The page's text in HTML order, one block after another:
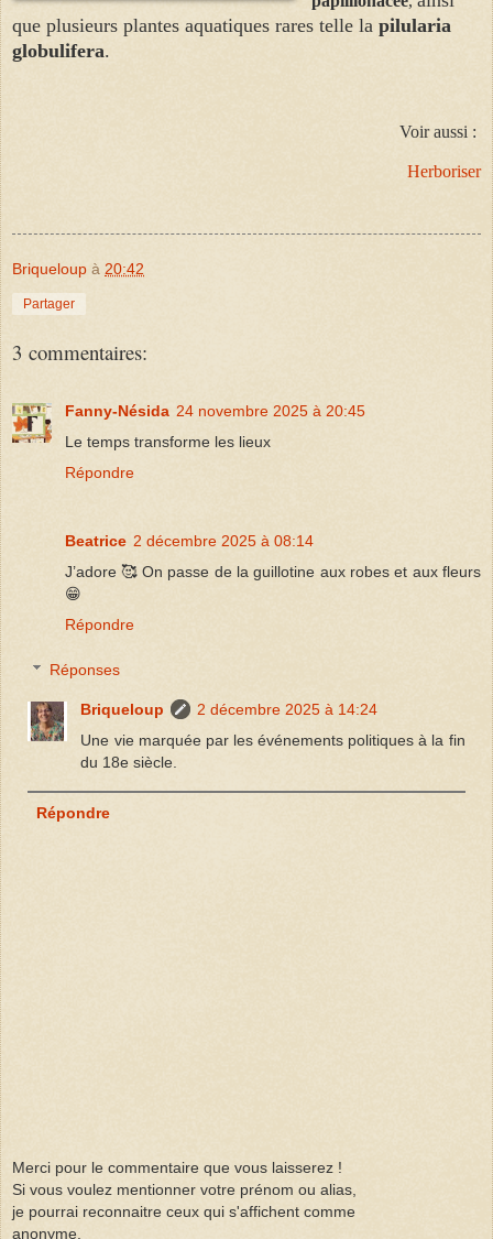
que plusieurs plantes aquatiques rares telle la pilularia
globulifera.
Voir aussi :
Herboriser
Briqueloup à 20:42
Partager
3 commentaires:
Fanny-Nésida 24 novembre 2025 à 20:45
Le temps transforme les lieux
Répondre
Beatrice 2 décembre 2025 à 08:14
J’adore 🥰 On passe de la guillotine aux robes et aux fleurs
😁
Répondre
Réponses
Briqueloup
2 décembre 2025 à 14:24
Une vie marquée par les événements politiques à la fin
du 18e siècle.
Répondre
Merci pour le commentaire que vous laisserez !
Si vous voulez mentionner votre prénom ou alias,
je pourrai reconnaitre ceux qui s'affichent comme
anonyme.